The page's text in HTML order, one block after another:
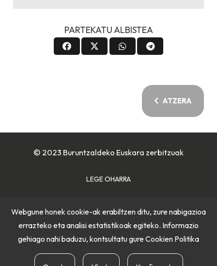
PARTEKATU ALBISTEA
ATZERA
© 2023 Buruntzaldeko Euskara zerbitzuak
LEGE OHARRA
PRIBATUTASUN POLITIKA
Webgune honek cookie-ak erabiltzen ditu, zure nabigazioa
errazteko eta analisi estatistikoak egiteko. Informazio
gehiago nahi baduzu, kontsultatu gure Cookien Politika